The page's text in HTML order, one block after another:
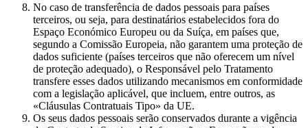
No caso de transferência de dados pessoais para países
terceiros, ou seja, para destinatários estabelecidos fora do
Espaço Económico Europeu ou da Suíça, em países que,
segundo a Comissão Europeia, não garantem uma proteção de
dados suficiente (países terceiros que não oferecem um nível
de proteção adequado), o Responsável pelo Tratamento
transfere esses dados utilizando mecanismos em conformidade
com a legislação aplicável, que incluem, entre outros, as
«Cláusulas Contratuais Tipo» da UE.
Os seus dados pessoais serão conservados durante a vigência